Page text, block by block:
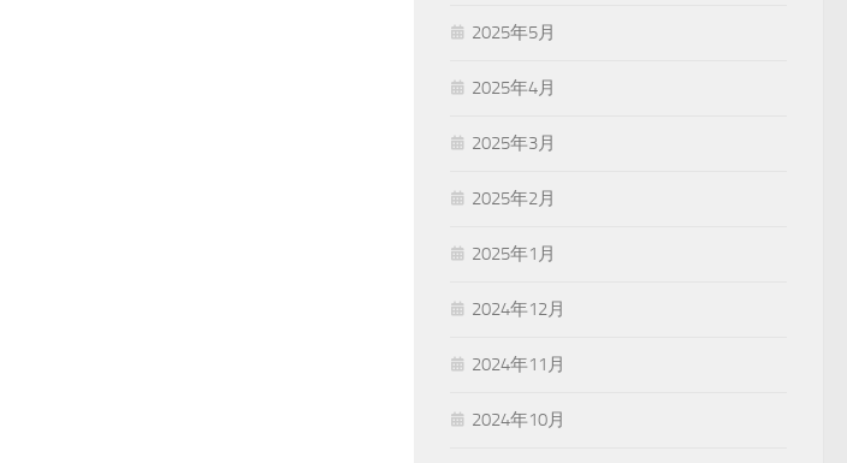
2025年5月
2025年4月
2025年3月
2025年2月
2025年1月
2024年12月
2024年11月
2024年10月